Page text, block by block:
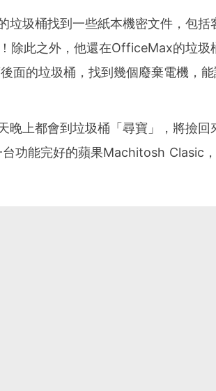
垃圾桶找到一些紙本機密文件，包
除此之外，他還在OfficeMax的垃圾
面的垃圾桶，找到幾個廢棄電機，
晚上都會到垃圾桶「尋寶」，將撿
功能完好的蘋果Machitosh Clasic